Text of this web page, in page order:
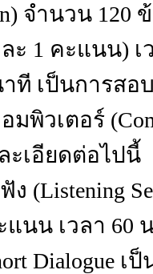
จำนวน 120
ะ 1 คะแนน)
ที เป็นการสอ
พิวเตอร์
ะเอียดต่อไปนี้
ง (Listening
แนน เวลา 60
เป็น